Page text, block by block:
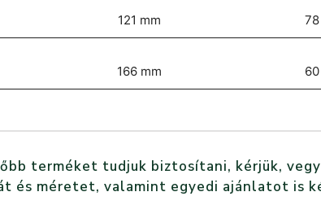
121 mm
166 mm
terméket tudjuk biztosítani, kérjük,
méretet, valamint egyedi ajánlatot is